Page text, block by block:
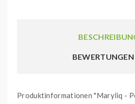
BEWERTUNGEN
Produktinformationen "Maryliq -